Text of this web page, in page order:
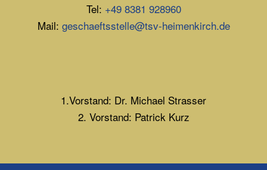
Tel: +49 8381 928960
Mail: geschaeftsstelle@tsv-heimenkirch.de
1.Vorstand: Dr. Michael Strasser
2. Vorstand: Patrick Kurz